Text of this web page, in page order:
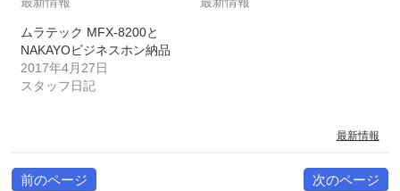
ムラテック MFX-8200と
NAKAYOビジネスホン納品
2017年4月27日
スタッフ日記
最新情報
前のページ 次のページ